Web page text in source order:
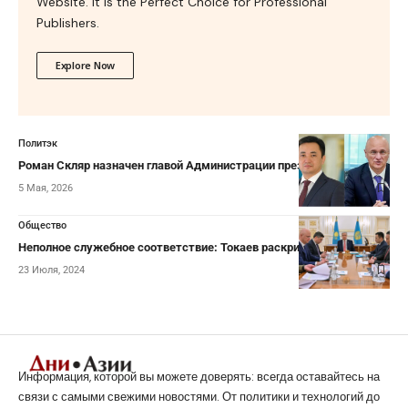
Publishers.
Explore Now
Политэк
Роман Скляр назначен главой Администрации президента РК
5 Мая, 2026
Общество
Неполное служебное соответствие: Токаев раскритиковал акимов
23 Июля, 2024
Информация, которой вы можете доверять: всегда оставайтесь на
связи с самыми свежими новостями. От политики и технологий до